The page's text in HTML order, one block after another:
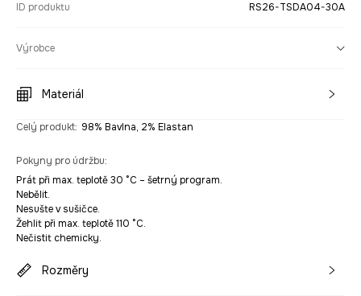
ID produktu RS26-TSDA04-30A
Výrobce
Materiál
Celý produkt: 98% Bavlna, 2% Elastan
Pokyny pro údržbu:
Prát při max. teplotě 30 °C – šetrný program.
Nebělit.
Nesušte v sušičce.
Žehlit při max. teplotě 110 °C.
Nečistit chemicky.
Rozměry